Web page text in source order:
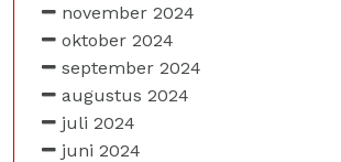
november 2024
oktober 2024
september 2024
augustus 2024
juli 2024
juni 2024